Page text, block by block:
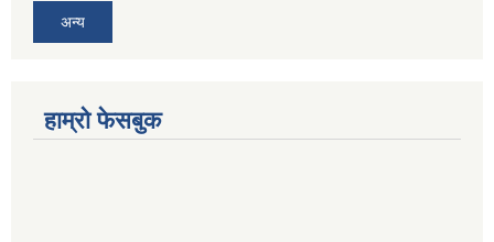
अन्य
हाम्रो फेसबुक